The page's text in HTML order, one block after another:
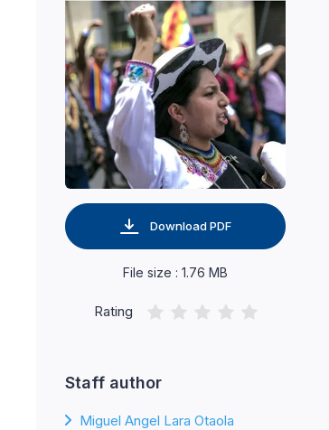
Download PDF
File size : 1.76 MB
Rating
Staff author
Miguel Angel Lara Otaola